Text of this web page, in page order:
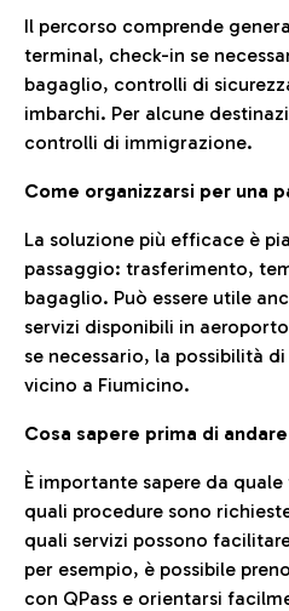
Il percorso comprende
terminal, check-in se
bagaglio, controlli di
imbarchi. Per alcune
controlli di immigrazione.
Come organizzarsi per una
La soluzione più efficace è
passaggio: trasferimento,
bagaglio. Può essere utile
servizi disponibili in
se necessario, la possibilità
vicino a Fiumicino.
Cosa sapere prima di
È importante sapere da
quali procedure sono
quali servizi possono
per esempio, è possibile
con QPass e orientarsi